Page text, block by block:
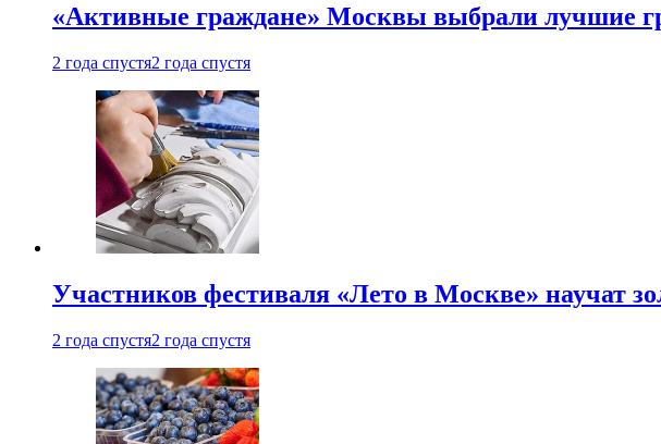
«Активные граждане» Москвы выбрали лучшие
2 года спустя2 года спустя
Участников фестиваля «Лето в Москве» научат
2 года спустя2 года спустя